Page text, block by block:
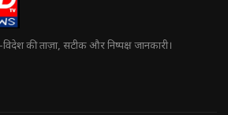
की ताज़ा, सटीक और निष्पक्ष जानकारी।